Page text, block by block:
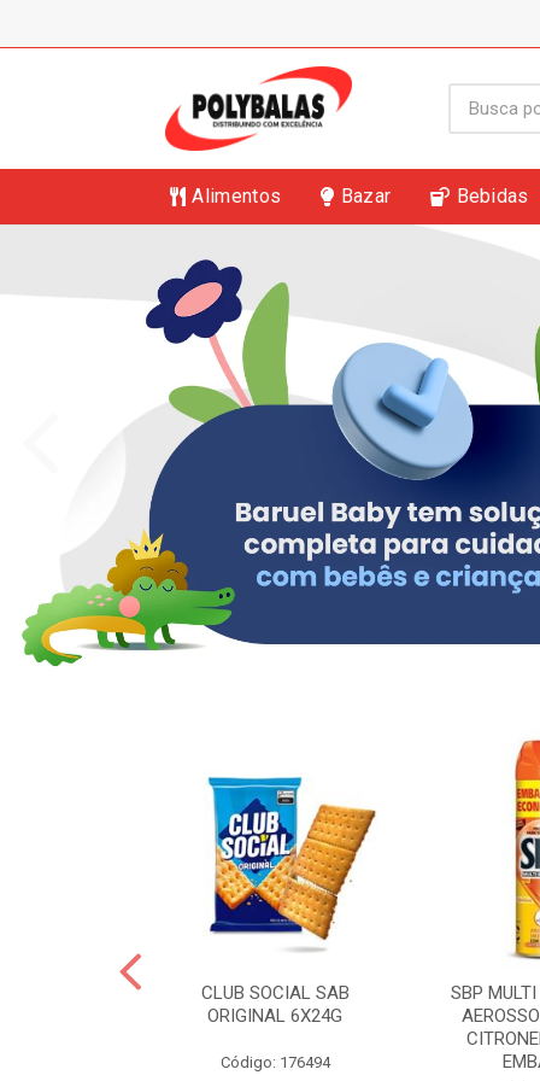
Alimentos Bazar Bebidas
CLUB SOCIAL SAB
ORIGINAL 6X24G
Código: 176494
SBP